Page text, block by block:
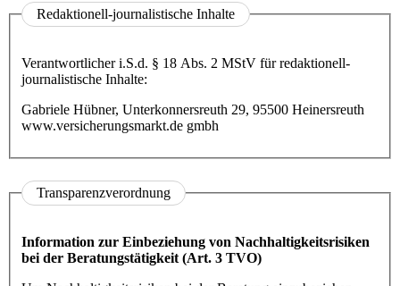
Redaktionell-journalistische Inhalte
Verantwortlicher i.S.d. § 18 Abs. 2 MStV für redaktionell-
journalistische Inhalte:
Gabriele Hübner, Unterkonnersreuth 29, 95500 Heinersreuth
www.versicherungsmarkt.de gmbh
Transparenzverordnung
Information zur Einbeziehung von Nachhaltigkeitsrisiken
bei der Beratungstätigkeit (Art. 3 TVO)